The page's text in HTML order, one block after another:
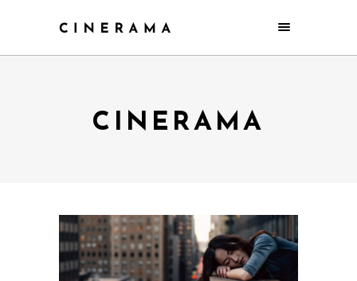
CINERAMA